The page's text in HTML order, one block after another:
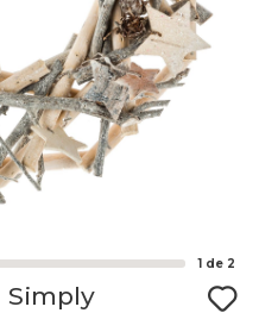
1 de 2
Simply